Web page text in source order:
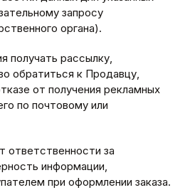
запросу
органа).
получать рассылку,
обратиться к Продавцу,
от получения рекламных
по почтовому или
ответственности за
информации,
при оформлении заказа.